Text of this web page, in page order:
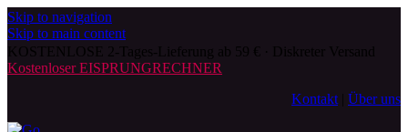
Skip to navigation
Skip to main content
Kostenloser EISPRUNGRECHNER
Kontakt
Über uns